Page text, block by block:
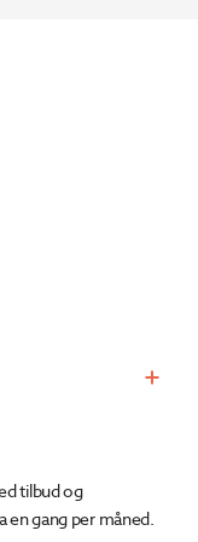
tilbud og
en gang per måned.